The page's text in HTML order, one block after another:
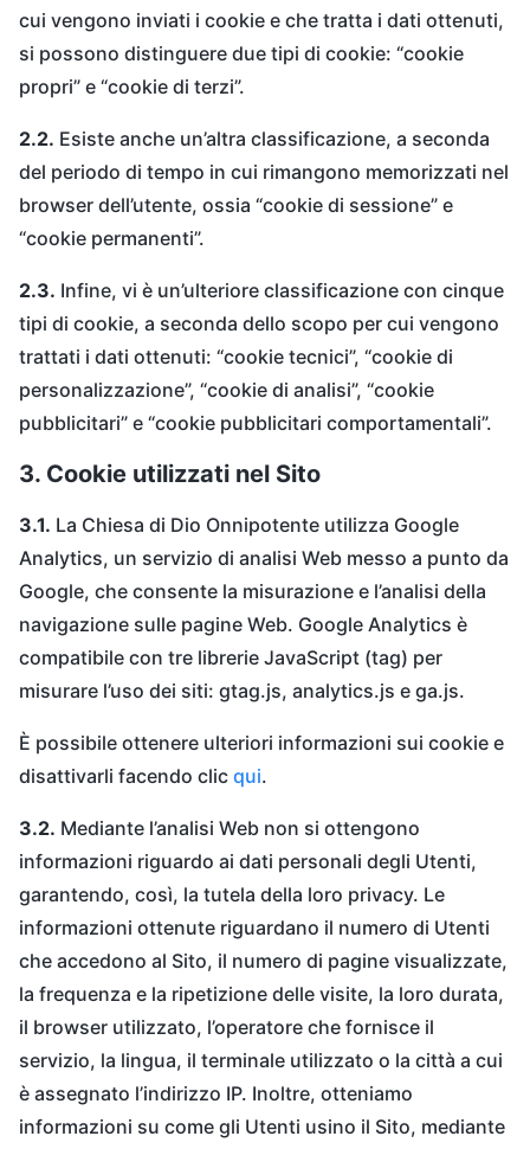
cui vengono inviati i cookie e che tratta i dati ottenuti,
si possono distinguere due tipi di cookie: “cookie
propri” e “cookie di terzi”.
2.2. Esiste anche un’altra classificazione, a seconda
del periodo di tempo in cui rimangono memorizzati nel
browser dell’utente, ossia “cookie di sessione” e
“cookie permanenti”.
2.3. Infine, vi è un’ulteriore classificazione con cinque
tipi di cookie, a seconda dello scopo per cui vengono
trattati i dati ottenuti: “cookie tecnici”, “cookie di
personalizzazione”, “cookie di analisi”, “cookie
pubblicitari” e “cookie pubblicitari comportamentali”.
3. Cookie utilizzati nel Sito
3.1. La Chiesa di Dio Onnipotente utilizza Google
Analytics, un servizio di analisi Web messo a punto da
Google, che consente la misurazione e l’analisi della
navigazione sulle pagine Web. Google Analytics è
compatibile con tre librerie JavaScript (tag) per
misurare l’uso dei siti: gtag.js, analytics.js e ga.js.
È possibile ottenere ulteriori informazioni sui cookie e
disattivarli facendo clic qui.
3.2. Mediante l’analisi Web non si ottengono
informazioni riguardo ai dati personali degli Utenti,
garantendo, così, la tutela della loro privacy. Le
informazioni ottenute riguardano il numero di Utenti
che accedono al Sito, il numero di pagine visualizzate,
la frequenza e la ripetizione delle visite, la loro durata,
il browser utilizzato, l’operatore che fornisce il
servizio, la lingua, il terminale utilizzato o la città a cui
è assegnato l’indirizzo IP. Inoltre, otteniamo
informazioni su come gli Utenti usino il Sito, mediante